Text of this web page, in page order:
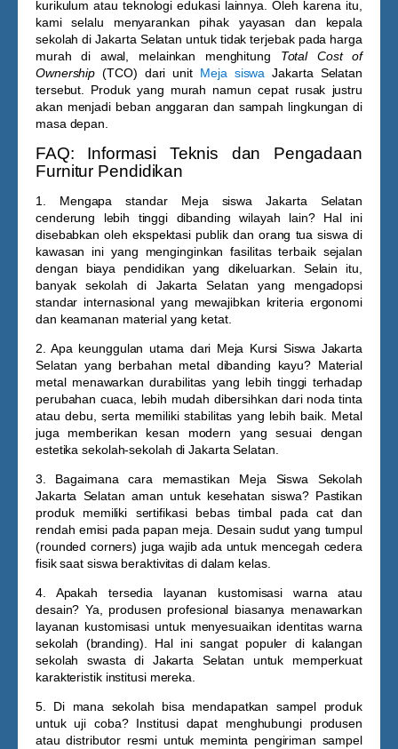
kurikulum atau teknologi edukasi lainnya. Oleh karena itu,
kami selalu menyarankan pihak yayasan dan kepala
sekolah di Jakarta Selatan untuk tidak terjebak pada harga
murah di awal, melainkan menghitung Total Cost of
Ownership (TCO) dari unit Meja siswa Jakarta Selatan
tersebut. Produk yang murah namun cepat rusak justru
akan menjadi beban anggaran dan sampah lingkungan di
masa depan.
FAQ: Informasi Teknis dan Pengadaan
Furnitur Pendidikan
1. Mengapa standar Meja siswa Jakarta Selatan
cenderung lebih tinggi dibanding wilayah lain?Hal ini
disebabkan oleh ekspektasi publik dan orang tua siswa di
kawasan ini yang menginginkan fasilitas terbaik sejalan
dengan biaya pendidikan yang dikeluarkan. Selain itu,
banyak sekolah di Jakarta Selatan yang mengadopsi
standar internasional yang mewajibkan kriteria ergonomi
dan keamanan material yang ketat.
2. Apa keunggulan utama dari Meja Kursi Siswa Jakarta
Selatan yang berbahan metal dibanding kayu? Material
metal menawarkan durabilitas yang lebih tinggi terhadap
perubahan cuaca, lebih mudah dibersihkan dari noda tinta
atau debu, serta memiliki stabilitas yang lebih baik. Metal
juga memberikan kesan modern yang sesuai dengan
estetika sekolah-sekolah di Jakarta Selatan.
3. Bagaimana cara memastikan Meja Siswa Sekolah
Jakarta Selatan aman untuk kesehatan siswa?Pastikan
produk memiliki sertifikasi bebas timbal pada cat dan
rendah emisi pada papan meja. Desain sudut yang tumpul
(rounded corners) juga wajib ada untuk mencegah cedera
fisik saat siswa beraktivitas di dalam kelas.
4. Apakah tersedia layanan kustomisasi warna atau
desain? Ya, produsen profesional biasanya menawarkan
layanan kustomisasi untuk menyesuaikan identitas warna
sekolah (branding). Hal ini sangat populer di kalangan
sekolah swasta di Jakarta Selatan untuk memperkuat
karakteristik institusi mereka.
5. Di mana sekolah bisa mendapatkan sampel produk
untuk uji coba?Institusi dapat menghubungi produsen
atau distributor resmi untuk meminta pengiriman sampel